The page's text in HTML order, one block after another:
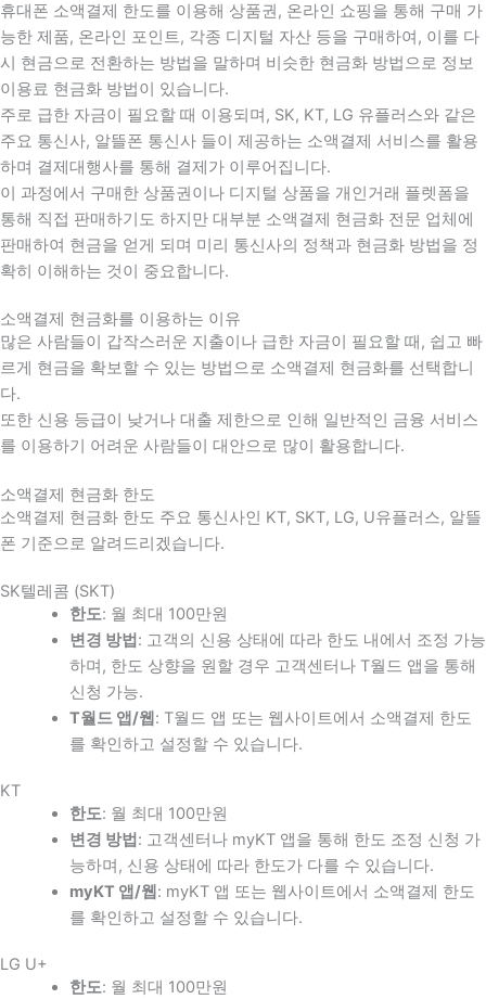
휴대폰 소액결제 한도를 이용해 상품권, 온라인 쇼핑을 통해 구매 가
능한 제품, 온라인 포인트, 각종 디지털 자산 등을 구매하여, 이를 다
시 현금으로 전환하는 방법을 말하며 비슷한 현금화 방법으로 정보
이용료 현금화 방법이 있습니다.
주로 급한 자금이 필요할 때 이용되며, SK, KT, LG 유플러스와 같은
주요 통신사, 알뜰폰 통신사 들이 제공하는 소액결제 서비스를 활용
하며 결제대행사를 통해 결제가 이루어집니다.
이 과정에서 구매한 상품권이나 디지털 상품을 개인거래 플렛폼을
통해 직접 판매하기도 하지만 대부분 소액결제 현금화 전문 업체에
판매하여 현금을 얻게 되며 미리 통신사의 정책과 현금화 방법을 정
확히 이해하는 것이 중요합니다.
소액결제 현금화를 이용하는 이유
많은 사람들이 갑작스러운 지출이나 급한 자금이 필요할 때 , 쉽고 빠
르게 현금을 확보할 수 있는 방법으로 소액결제 현금화를 선택합니
다.
또한 신용 등급이 낮거나 대출 제한으로 인해 일반적인 금융 서비스
를 이용하기 어려운 사람들이 대안으로 많이 활용합니다.
소액결제 현금화 한도
소액결제 현금화 한도 주요 통신사인 KT, SKT, LG, U유플러스, 알뜰
폰 기준으로 알려드리겠습니다.
SK텔레콤 (SKT)
한도: 월 최대 100만원
변경 방법 : 고객의 신용 상태에 따라 한도 내에서 조정 가능
하며, 한도 상향을 원할 경우 고객센터나 T월드 앱을 통해
신청 가능.
T월드 앱/웹 : T월드 앱 또는 웹사이트에서 소액결제 한도
를 확인하고 설정할 수 있습니다.
KT
한도: 월 최대 100만원
변경 방법 : 고객센터나 myKT 앱을 통해 한도 조정 신청 가
능하며, 신용 상태에 따라 한도가 다를 수 있습니다.
myKT 앱/웹 : myKT 앱 또는 웹사이트에서 소액결제 한도
를 확인하고 설정할 수 있습니다.
LG U+
한도: 월 최대 100만원